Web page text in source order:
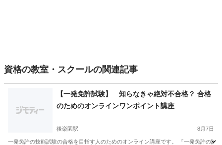
資格の教室・スクールの関連記事
【一発免許試験】 知らなきゃ絶対不合格？ 合格
のためのオンラインワンポイント講座
後楽園駅 8月7日
一発免許の技能試験の合格を目指す人のためのオンライン講座です。 『一発免許の